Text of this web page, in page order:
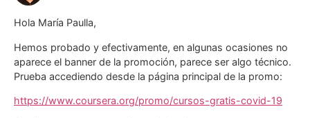
Hola María Paulla,
Hemos probado y efectivamente, en algunas ocasiones no
aparece el banner de la promoción, parece ser algo técnico.
Prueba accediendo desde la página principal de la promo:
https://www.coursera.org/promo/cursos-gratis-covid-19